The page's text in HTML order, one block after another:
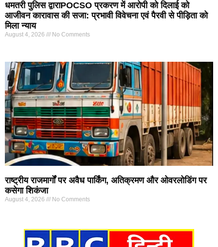
धमतरी पुलिस द्वाराPOCSO प्रकरण में आरोपी को दिलाई को
आजीवन कारावास की सजा: प्रभावी विवेचना एवं पैरवी से पीड़िता को
मिला न्याय
August 4, 2026 No Comments
राष्ट्रीय राजमार्गों पर अवैध पार्किंग, अतिक्रमण और ओवरलोडिंग पर
कसेगा शिकंजा
August 4, 2026 No Comments